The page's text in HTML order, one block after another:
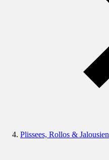
Plissees, Rollos & Jalousien